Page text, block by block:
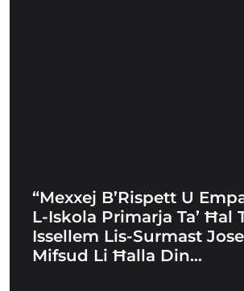
“Mexxej B’Rispett U
L-Iskola Primarja Ta’ Ħal
Issellem Lis-Surmast
Mifsud Li Ħalla Din…